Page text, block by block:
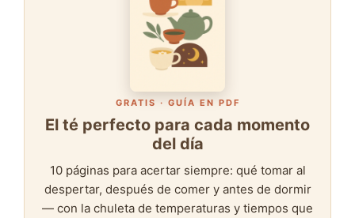
GRATIS · GUÍA EN PDF
El té perfecto para cada momento
del día
10 páginas para acertar siempre: qué tomar al
despertar, después de comer y antes de dormir
— con la chuleta de temperaturas y tiempos que